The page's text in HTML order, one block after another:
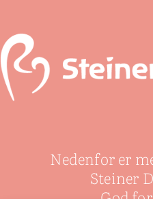
Nedenfor er
Steiner